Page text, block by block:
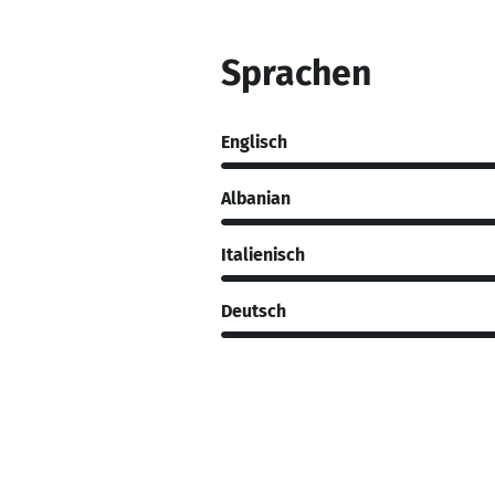
Sprachen
Englisch
Albanian
Italienisch
Deutsch